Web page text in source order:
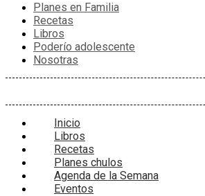
Planes en Familia
Recetas
Libros
Poderío adolescente
Nosotras
Inicio
Libros
Recetas
Planes chulos
Agenda de la Semana
Eventos